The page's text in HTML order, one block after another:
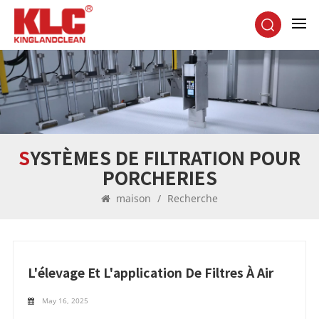
SYSTÈMES DE FILTRATION POUR
PORCHERIES
maison / Recherche
L'élevage Et L'application De Filtres À Air
May 16, 2025